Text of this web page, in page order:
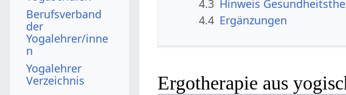
4.3 Hinweis
4.4 Ergänzungen
Ergotherapie aus
Berufsverband
der
Yogalehrer/inne
n
Yogalehrer
Verzeichnis